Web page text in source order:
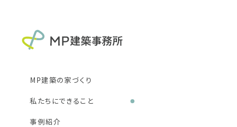
MP建築の家づくり
私たちにできること
事例紹介